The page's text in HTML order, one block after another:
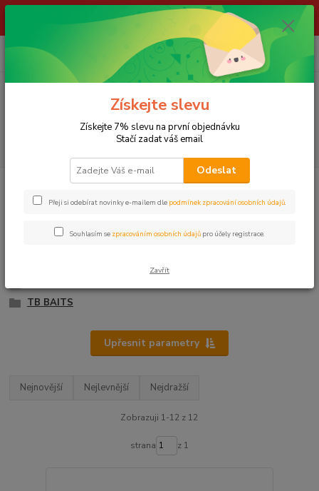
ŽIVÉ NÁSTRAHY !!! NEPOSÍLÁME !!! - ODBĚR POUZE NA NAŠÍ
za
NÁVNADY A NÁSTRAHY Obalovací těsta
Obalovací těsta
TB BAITS
Upřesnit parametry
Nejnovější Nejlevnější Nejdražší
Zobrazuji 1-12 z 12
strana z 1
Získejte slevu
Získejte 7% slevu na první objednávku
Stačí zadat váš email
Odeslat
Přeji si odebírat novinky e-mailem dle podmínek zpracování osobních údajů.
Souhlasím se zpracováním osobních údajů pro účely registrace.
Zavřít